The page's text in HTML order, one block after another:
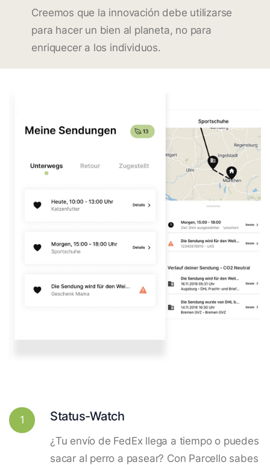
Creemos que la innovación debe utilizarse
para hacer un bien al planeta, no para
enriquecer a los individuos.
1 Status-Watch
¿Tu envío de FedEx llega a tiempo o puedes
sacar al perro a pasear? Con Parcello sabes